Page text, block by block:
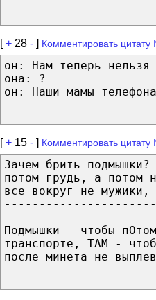
[+ 28 - ] Комментировать
он: Нам теперь нельзя
она: ?
он: Наши мамы
[+ 15 - ] Комментировать
Зачем брить
потом грудь, а потом
все вокруг не
---------
Подмышки - чтобы
транспорте, ТАМ -
после минета не